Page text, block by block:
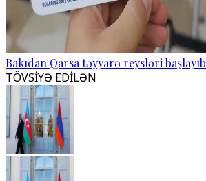
Bakıdan Qarsa təyyarə reysləri başlayıb
TÖVSİYƏ EDİLƏN